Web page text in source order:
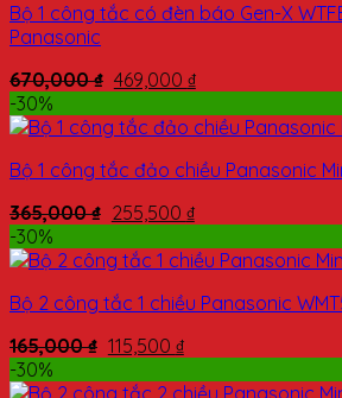
Bộ 1 công tắc có đèn báo Gen-X
Panasonic
670,000₫ 469,000 ₫
-30%
Bộ 1 công tắc đảo chiều Panasonic
365,000₫ 255,500 ₫
-30%
Bộ 2 công tắc 1 chiều Panasonic
165,000₫ 115,500 ₫
-30%